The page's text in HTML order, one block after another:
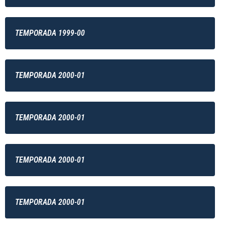
TEMPORADA 1999-00
TEMPORADA 2000-01
TEMPORADA 2000-01
TEMPORADA 2000-01
TEMPORADA 2000-01